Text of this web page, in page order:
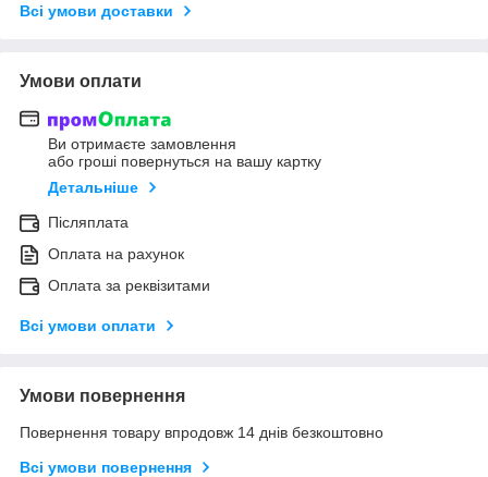
Всі умови доставки
Умови оплати
Ви отримаєте замовлення
або гроші повернуться на вашу картку
Детальніше
Післяплата
Оплата на рахунок
Оплата за реквізитами
Всі умови оплати
Умови повернення
Повернення товару впродовж 14 днів безкоштовно
Всі умови повернення